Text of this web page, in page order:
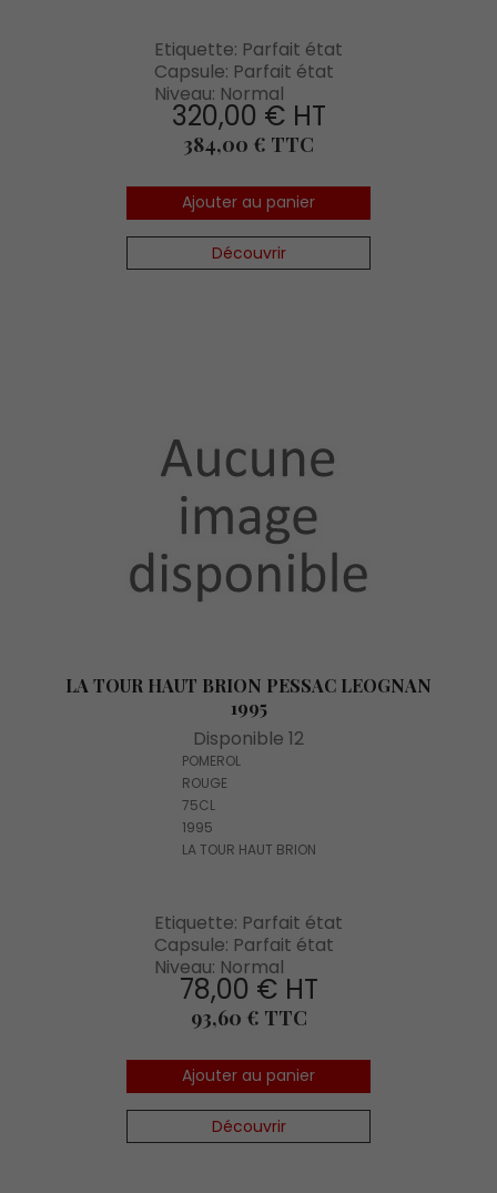
Etiquette: Parfait état
Capsule: Parfait état
Niveau: Normal
320,00 € HT
Prix
384,00 € TTC
Ajouter au panier
Découvrir
LA TOUR HAUT BRION PESSAC LEOGNAN
1995
Disponible 12
POMEROL
ROUGE
75CL
1995
LA TOUR HAUT BRION
Etiquette: Parfait état
Capsule: Parfait état
Niveau: Normal
78,00 € HT
Prix
93,60 € TTC
Ajouter au panier
Découvrir